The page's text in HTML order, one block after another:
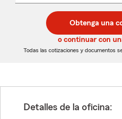
desplegable
de
5
dígitos
de
5
dígitos
Obtenga una
o continuar con
Todas las cotizaciones y documentos
Detalles de la oficina: